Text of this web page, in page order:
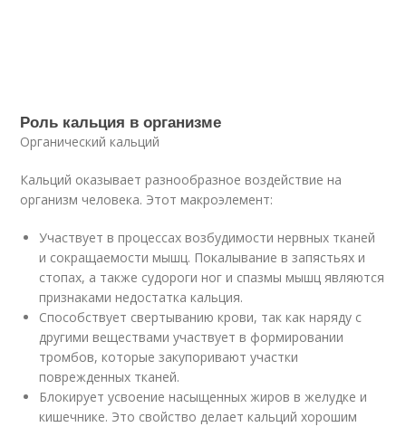
Роль кальция в организме
Органический кальций
Кальций оказывает разнообразное воздействие на
организм человека. Этот макроэлемент:
Участвует в процессах возбудимости нервных тканей
и сокращаемости мышц. Покалывание в запястьях и
стопах, а также судороги ног и спазмы мышц являются
признаками недостатка кальция.
Способствует свертыванию крови, так как наряду с
другими веществами участвует в формировании
тромбов, которые закупоривают участки
поврежденных тканей.
Блокирует усвоение насыщенных жиров в желудке и
кишечнике. Это свойство делает кальций хорошим